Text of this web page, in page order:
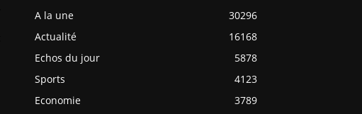
A la une
30296
Actualité
16168
Echos du jour
5878
Sports
4123
Economie
3789